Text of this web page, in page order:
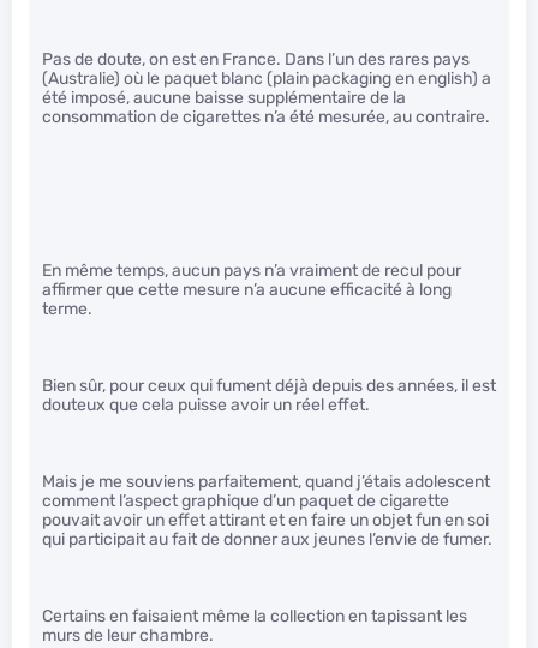
Pas de doute, on est en France. Dans l’un des rares pays
(Australie) où le paquet blanc (plain packaging en english) a
été imposé, aucune baisse supplémentaire de la
consommation de cigarettes n’a été mesurée, au contraire.
En même temps, aucun pays n’a vraiment de recul pour
affirmer que cette mesure n’a aucune efficacité à long
terme.
Bien sûr, pour ceux qui fument déjà depuis des années, il est
douteux que cela puisse avoir un réel effet.
Mais je me souviens parfaitement, quand j’étais adolescent
comment l’aspect graphique d’un paquet de cigarette
pouvait avoir un effet attirant et en faire un objet fun en soi
qui participait au fait de donner aux jeunes l’envie de fumer.
Certains en faisaient même la collection en tapissant les
murs de leur chambre.